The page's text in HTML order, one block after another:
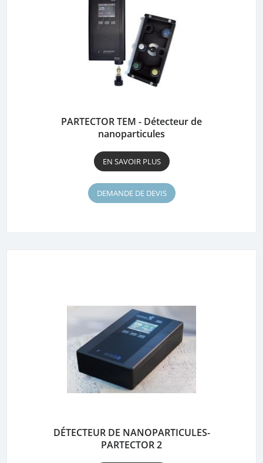
PARTECTOR TEM - Détecteur de
nanoparticules
EN SAVOIR PLUS
DEMANDE DE DEVIS
DÉTECTEUR DE NANOPARTICULES-
PARTECTOR 2